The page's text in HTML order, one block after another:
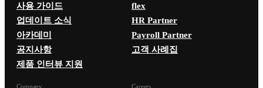
사용 가이드
업데이트 소식
아카데미
공지사항
제품 인터뷰 지원
flex
HR Partner
Payroll Partner
고객 사례집
Company Careers